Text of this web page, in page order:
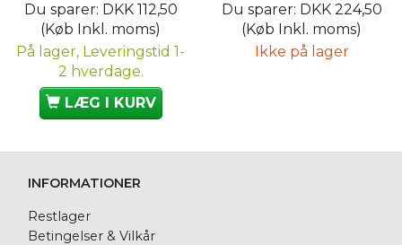
Du sparer: DKK 112,50
(Køb Inkl. moms)
På lager, Leveringstid 1-
2 hverdage.
LÆG I KURV
Du sparer: DKK 224,50
(Køb Inkl. moms)
Ikke på lager
INFORMATIONER
Restlager
Betingelser & Vilkår